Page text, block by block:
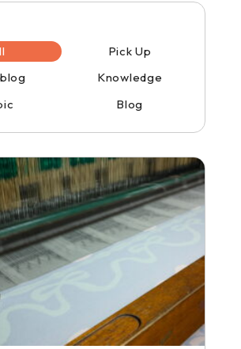
Pick Up
Knowledge
Blog